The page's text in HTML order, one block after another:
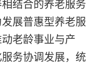
结合的养老服务
展普惠型养老服
老龄事业与产
务协调发展，统